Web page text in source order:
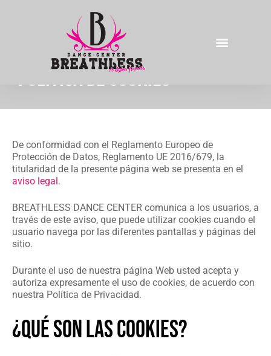
Política de Cookies
De conformidad con el Reglamento Europeo de
Protección de Datos, Reglamento UE 2016/679, la
titularidad de la presente página web se presenta en el
aviso legal.
BREATHLESS DANCE CENTER comunica a los usuarios, a
través de este aviso, que puede utilizar cookies cuando el
usuario navega por las diferentes pantallas y páginas del
sitio.
Durante el uso de nuestra página Web usted acepta y
autoriza expresamente el uso de cookies, de acuerdo con
nuestra Política de Privacidad.
¿QUÉ SON LAS COOKIES?